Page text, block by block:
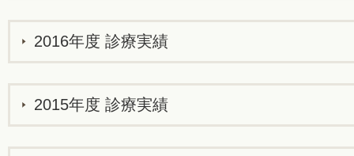
2016年度 診療実績
2015年度 診療実績